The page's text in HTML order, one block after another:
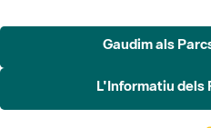
Gaudim als
L'Informatiu dels